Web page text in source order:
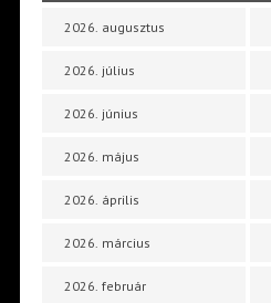
2026. augusztus
2026. július
2026. június
2026. május
2026. április
2026. március
2026. február